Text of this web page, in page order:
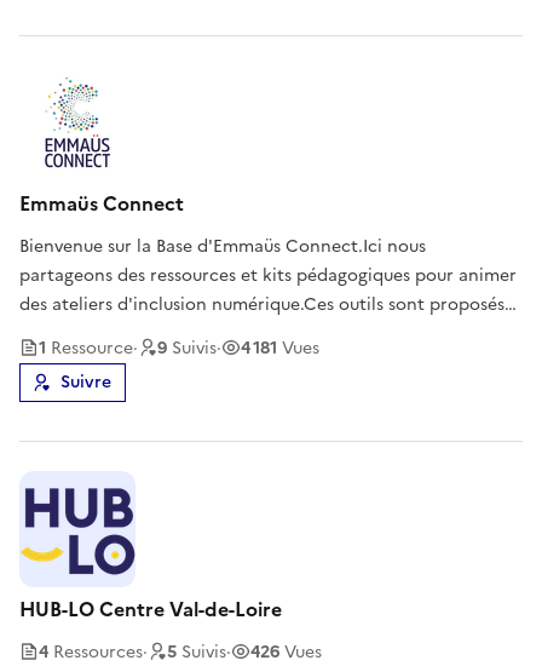
Emmaüs Connect
Bienvenue sur la Base d'Emmaüs Connect.Ici nous
partageons des ressources et kits pédagogiques pour animer
des ateliers d'inclusion numérique.Ces outils sont proposés
sous licence Creative Commons BY NC SA : elles sont
librement utilisables, modifiables et diffusables pour un
usage non-commercial, à
1 Ressource· 9 Suivis· 4 181 Vues
Suivre
HUB-LO Centre Val-de-Loire
4 Ressources· 5 Suivis· 426Vues